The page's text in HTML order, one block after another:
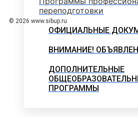
переподготовки
ОФИЦИАЛЬНЫЕ
ВНИМАНИЕ!
ДОПОЛНИТЕЛЬНЫЕ
ПРОГРАММЫ
© 2026 www.sibup.ru